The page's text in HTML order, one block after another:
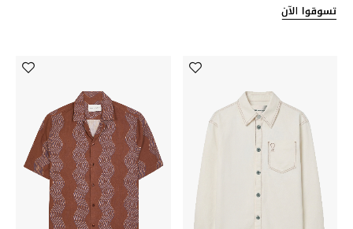
حصريات
مستلزمات المنزل
توتيمي
تعكس توتيمي فن الأناقة السهلة بقطع أساسية راقية
مصممة لتدوم وتتجاوز صيحات الموسم